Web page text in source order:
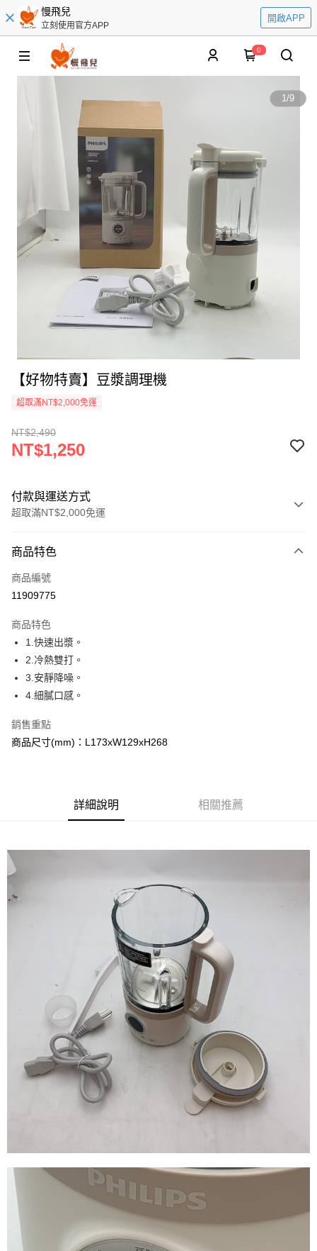
慢飛兒
立刻使用官方APP
開啟APP
0
1/9
【好物特賣】豆漿調理機
超取滿NT$2,000免運
NT$2,490
NT$1,250
付款與運送方式
超取滿NT$2,000免運
信用卡一次付款
超商取貨付款
Apple Pay
街口支付
悠遊付
ATM付款
7-11取貨付款
宅配
每筆NT$120，滿NT$2,000(含以上)免運費
商品特色
商品編號
11909775
商品特色
1.快速出漿。
2.冷熱雙打。
3.安靜降噪。
4.細膩口感。
銷售重點
商品尺寸(mm)：L173xW129xH268
詳細說明 相關推薦